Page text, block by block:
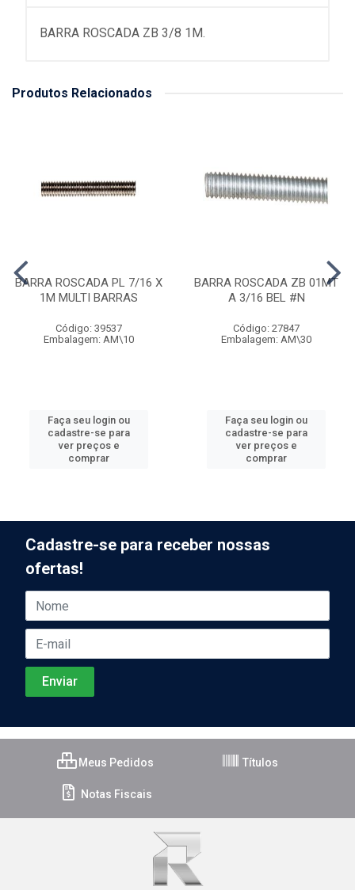
BARRA ROSCADA ZB 3/8 1M.
Produtos Relacionados
BARRA ROSCADA PL 7/16 X
1M MULTI BARRAS
Código: 39537
Embalagem: AM\10
Faça seu login ou
cadastre-se para
ver preços e
comprar
BARRA ROSCADA ZB 01MT
A 3/16 BEL #N
Código: 27847
Embalagem: AM\30
Faça seu login ou
cadastre-se para
ver preços e
comprar
Cadastre-se para receber nossas
ofertas!
Meus Pedidos Títulos
Notas Fiscais